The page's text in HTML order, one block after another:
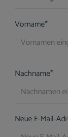
Vorname*
Nachname*
Neue E-Mail-